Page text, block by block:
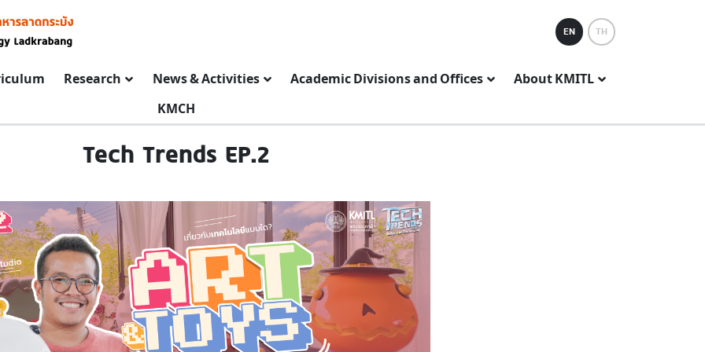
EN TH
Research News & Activities Academic Divisions and Offices
About KMITL
KMCH
Tech Trends EP.2